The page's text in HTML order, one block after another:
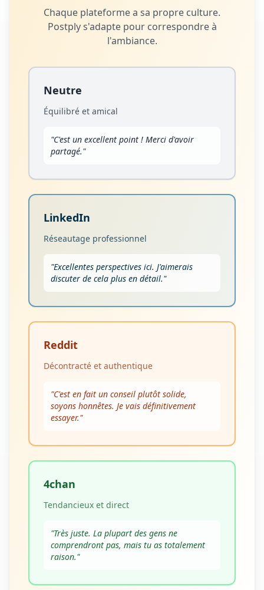
Chaque plateforme a sa propre culture.
Postply s'adapte pour correspondre à
l'ambiance.
Neutre
Équilibré et amical
"C'est un excellent point ! Merci d'avoir
partagé."
LinkedIn
Réseautage professionnel
"Excellentes perspectives ici. J'aimerais
discuter de cela plus en détail."
Reddit
Décontracté et authentique
"C'est en fait un conseil plutôt solide,
soyons honnêtes. Je vais définitivement
essayer."
4chan
Tendancieux et direct
"Très juste. La plupart des gens ne
comprendront pas, mais tu as totalement
raison."